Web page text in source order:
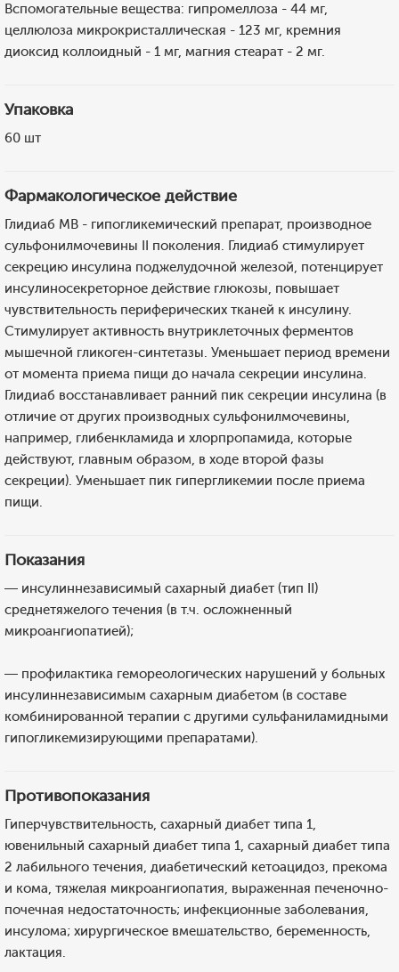
Вспомогательные вещества: гипромеллоза - 44 мг,
целлюлоза микрокристаллическая - 123 мг, кремния
диоксид коллоидный - 1 мг, магния стеарат - 2 мг.
Упаковка
60 шт
Фармакологическое действие
Глидиаб МВ - гипогликемический препарат, производное
сульфонилмочевины II поколения. Глидиаб стимулирует
секрецию инсулина поджелудочной железой, потенцирует
инсулиносекреторное действие глюкозы, повышает
чувствительность периферических тканей к инсулину.
Стимулирует активность внутриклеточных ферментов
мышечной гликоген-синтетазы. Уменьшает период времени
от момента приема пищи до начала секреции инсулина.
Глидиаб восстанавливает ранний пик секреции инсулина (в
отличие от других производных сульфонилмочевины,
например, глибенкламида и хлорпропамида, которые
действуют, главным образом, в ходе второй фазы
секреции). Уменьшает пик гипергликемии после приема
пищи.
Показания
— инсулиннезависимый сахарный диабет (тип II)
среднетяжелого течения (в т.ч. осложненный
микроангиопатией);
— профилактика гемореологических нарушений у больных
инсулиннезависимым сахарным диабетом (в составе
комбинированной терапии с другими сульфаниламидными
гипогликемизирующими препаратами).
Противопоказания
Гиперчувствительность, сахарный диабет типа 1,
ювенильный сахарный диабет типа 1, сахарный диабет типа
2 лабильного течения, диабетический кетоацидоз, прекома
и кома, тяжелая микроангиопатия, выраженная печеночно-
почечная недостаточность; инфекционные заболевания,
инсулома; хирургическое вмешательство, беременность,
лактация.